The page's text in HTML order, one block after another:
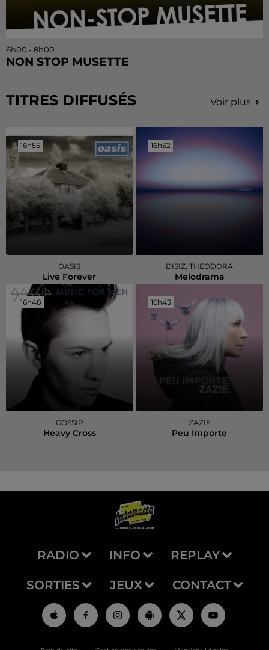
6h00 - 8h00
NON STOP MUSETTE
TITRES DIFFUSÉS Voir plus
16h55
16h55
OASIS
Live Forever
16h52
16h52
DISIZ, THEODORA
Melodrama
16h48
16h48
GOSSIP
Heavy Cross
16h43
16h43
ZAZIE
Peu Importe
RADIO INFO REPLAY
SORTIES JEUX CONTACT